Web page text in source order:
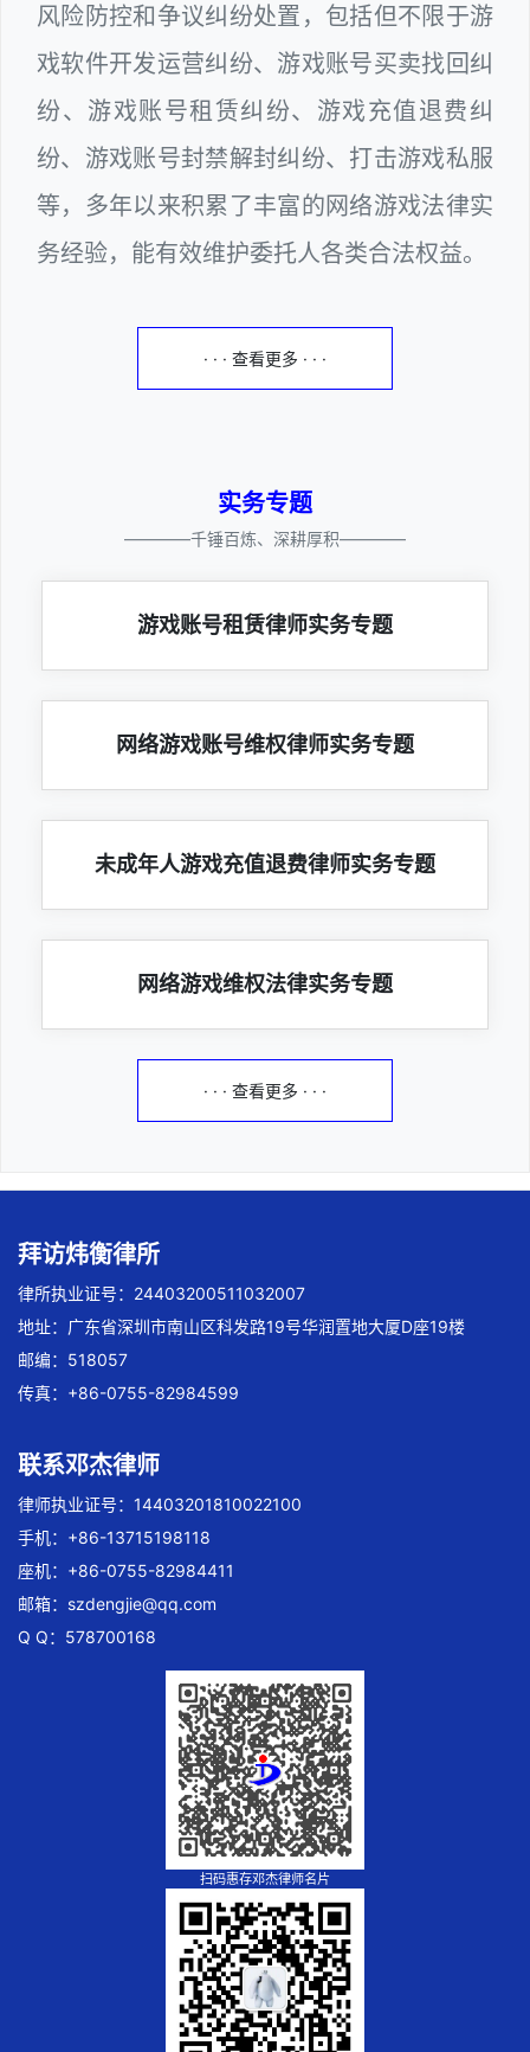
风险防控和争议纠纷处置，包括但不限于游
戏软件开发运营纠纷、游戏账号买卖找回纠
纷、游戏账号租赁纠纷、游戏充值退费纠
纷、游戏账号封禁解封纠纷、打击游戏私服
等，多年以来积累了丰富的网络游戏法律实
务经验，能有效维护委托人各类合法权益。
· · · 查看更多 · · ·
实务专题
————千锤百炼、深耕厚积————
游戏账号租赁律师实务专题
网络游戏账号维权律师实务专题
未成年人游戏充值退费律师实务专题
网络游戏维权法律实务专题
· · · 查看更多 · · ·
拜访炜衡律所
律所执业证号：24403200511032007
地址：广东省深圳市南山区科发路19号华润置地大厦D座19楼
邮编：518057
传真：+86-0755-82984599
联系邓杰律师
律师执业证号：14403201810022100
手机：+86-13715198118
座机：+86-0755-82984411
邮箱： szdengjie@qq.com
Q Q：578700168
扫码惠存邓杰律师名片